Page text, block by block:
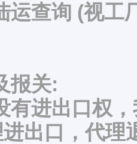
运查询 (视工
报关:
有进出口权
出口，代理